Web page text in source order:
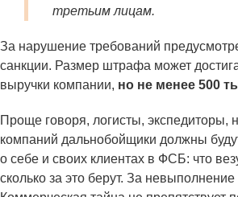
третьим лицам.
За нарушение требований
санкции. Размер штрафа может
выручки компании, но не менее 500
Проще говоря, логисты, экспедиторы,
компаний дальнобойщики должны
о себе и своих клиентах в ФСБ: что
сколько за это берут. За